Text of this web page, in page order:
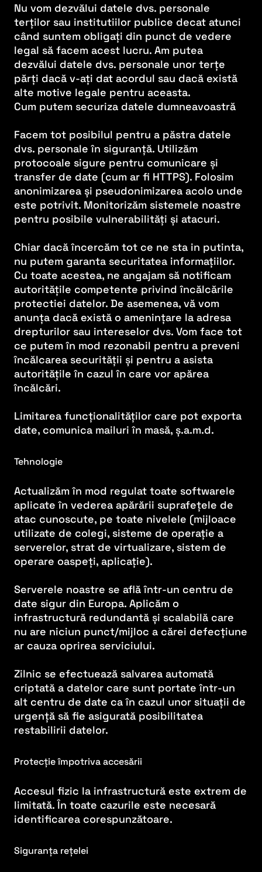
Nu vom dezvălui datele dvs. personale
terților sau institutiilor publice decat atunci
când suntem obligați din punct de vedere
legal să facem acest lucru. Am putea
dezvălui datele dvs. personale unor terțe
părți dacă v-ați dat acordul sau dacă există
alte motive legale pentru aceasta.
Cum putem securiza datele dumneavoastră
Facem tot posibilul pentru a păstra datele
dvs. personale în siguranță. Utilizăm
protocoale sigure pentru comunicare și
transfer de date (cum ar fi HTTPS). Folosim
anonimizarea și pseudonimizarea acolo unde
este potrivit. Monitorizăm sistemele noastre
pentru posibile vulnerabilități și atacuri.
Chiar dacă încercăm tot ce ne sta in putinta,
nu putem garanta securitatea informațiilor.
Cu toate acestea, ne angajam să notificam
autoritățile competente privind încălcările
protectiei datelor. De asemenea, vă vom
anunța dacă există o amenințare la adresa
drepturilor sau intereselor dvs. Vom face tot
ce putem în mod rezonabil pentru a preveni
încălcarea securității și pentru a asista
autoritățile în cazul în care vor apărea
încălcări.
Limitarea funcționalităților care pot exporta
date, comunica mailuri în masă, ș.a.m.d.
Tehnologie
Actualizăm în mod regulat toate softwarele
aplicate în vederea apărării suprafețele de
atac cunoscute, pe toate nivelele (mijloace
utilizate de colegi, sisteme de operație a
serverelor, strat de virtualizare, sistem de
operare oaspeți, aplicație).
Serverele noastre se află într-un centru de
date sigur din Europa. Aplicăm o
infrastructură redundantă și scalabilă care
nu are niciun punct/mijloc a cărei defecțiune
ar cauza oprirea serviciului.
Zilnic se efectuează salvarea automată
criptată a datelor care sunt portate într-un
alt centru de date ca în cazul unor situații de
urgență să fie asigurată posibilitatea
restabilirii datelor.
Protecție împotriva accesării
Accesul fizic la infrastructură este extrem de
limitată. În toate cazurile este necesară
identificarea corespunzătoare.
Siguranța rețelei